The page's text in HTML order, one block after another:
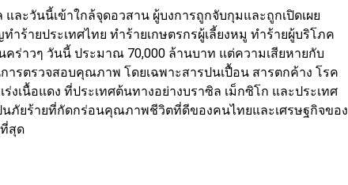
และวันนี้เข้าใกล้จุดอวสาน ผู้บงการถูกจับกุมและถูกเปิดเผย
ร้ายประเทศไทย ทำร้ายเกษตรกรผู้เลี้ยงหมู ทำร้ายผู้บริโภค
ร่าวๆ วันนี้ ประมาณ 70,000 ล้านบาท แต่ความเสียหายกับ
รตรวจสอบคุณภาพ โดยเฉพาะสารปนเปื้อน สารตกค้าง โรค
งเนื้อแดง ที่ประเทศต้นทางอย่างบราซิล เม็กซิโก และประเทศ
ภัยร้ายที่กัดกร่อนคุณภาพชีวิตที่ดีของคนไทยและเศรษฐกิจของ
ที่สุด